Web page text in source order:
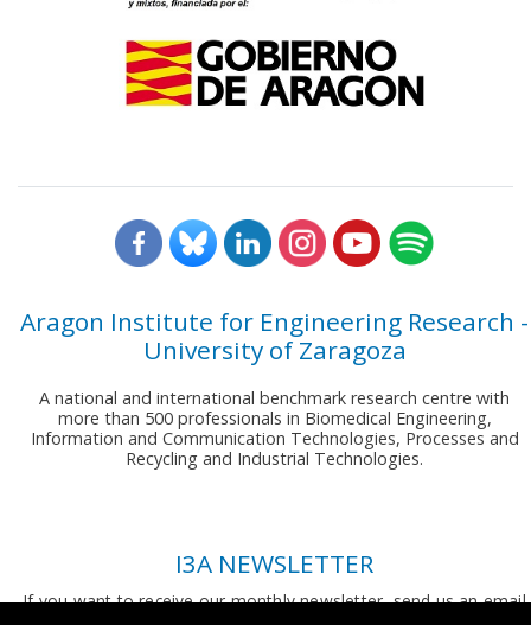
Aragon Institute for Engineering Research -
University of Zaragoza
A national and international benchmark research centre with
more than 500 professionals in Biomedical Engineering,
Information and Communication Technologies, Processes and
Recycling and Industrial Technologies.
I3A NEWSLETTER
If you want to receive our monthly newsletter, send us an email